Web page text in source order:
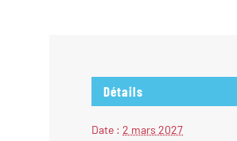
Détails
Date : 2 mars 2027